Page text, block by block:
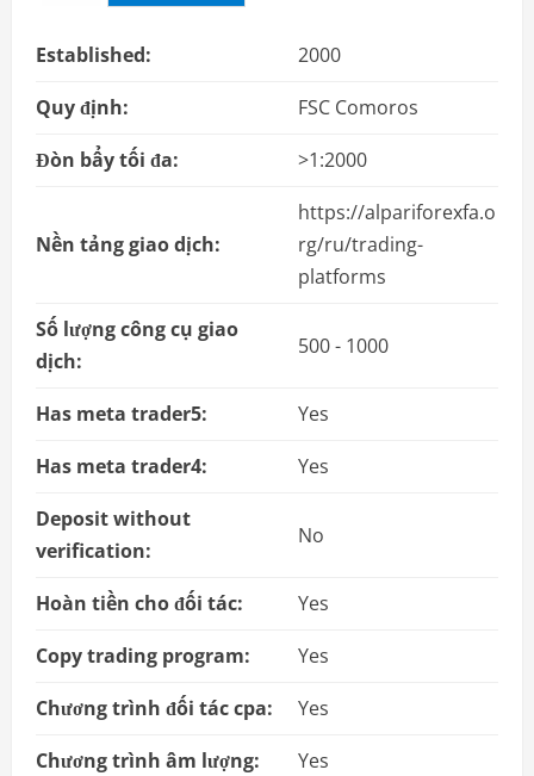
Established:
2000
Quy định:
FSC Comoros
Đòn bẩy tối đa:
>1:2000
Nền tảng giao dịch:
https://alpariforexfa.o
rg/ru/trading-
platforms
Số lượng công cụ giao
dịch:
500 - 1000
Has meta trader5:
Yes
Has meta trader4:
Yes
Deposit without
verification:
No
Hoàn tiền cho đối tác:
Yes
Copy trading program:
Yes
Chương trình đối tác cpa:
Yes
Chương trình âm lượng:
Yes